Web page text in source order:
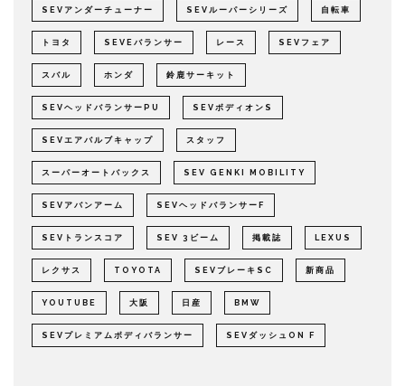
SEVアンダーチューナー SEVルーパーシリーズ 自転車
トヨタ SEVEバランサー レース SEVフェア
スバル ホンダ 鈴鹿サーキット
SEVヘッドバランサーPU SEVボディオンS
SEVエアバルブキャップ スタッフ
スーパーオートバックス SEV GENKI MOBILITY
SEVアバンアーム SEVヘッドバランサーF
SEVトランスコア SEV 3ビーム 掲載誌 LEXUS
レクサス TOYOTA SEVブレーキSC 新商品
YOUTUBE 大阪 日産 BMW
SEVプレミアムボディバランサー SEVダッシュON F